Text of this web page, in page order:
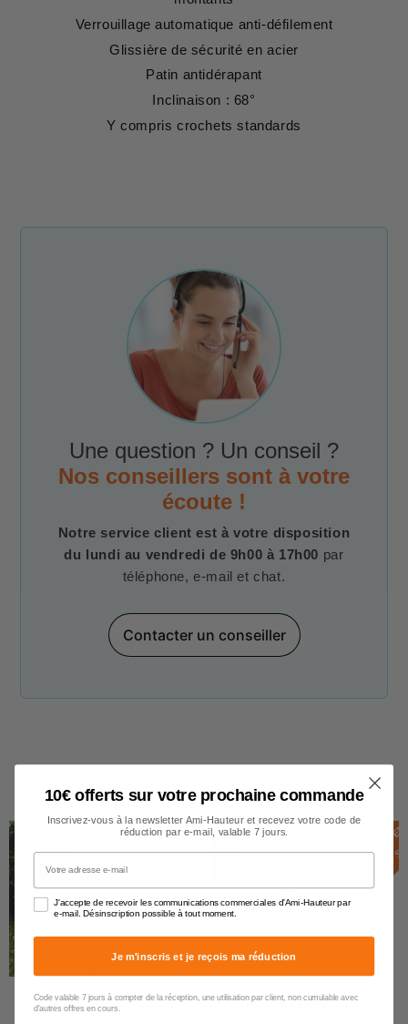
Verrouillage automatique anti-défilement
Glissière de sécurité en acier
Patin antidérapant
Inclinaison : 68°
Y compris crochets standards
Une question ? Un conseil ?
Nos conseillers sont à votre
écoute !
Notre service client est à votre disposition
du lundi au vendredi de 9h00 à 17h00 par
téléphone, e-mail et chat.
Contacter un conseiller
Échelle transforma 2
E
N
S
T
O
C
K
Échelle double pan -
E
N
S
T
O
C
10€ offerts sur votre prochaine commande
Inscrivez-vous à la newsletter Ami-Hauteur et recevez votre code de
réduction par e-mail, valable 7 jours.
Votre adresse e-mail
J'accepte de recevoir les communications commerciales d'Ami-Hauteur par
e-mail. Désinscription possible à tout moment.
Je m'inscris et je reçois ma réduction
Code valable 7 jours à compter de la réception, une utilisation par client, non cumulable avec
d'autres offres en cours.